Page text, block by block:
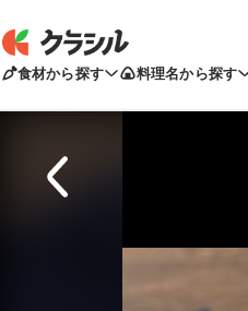
食材から探す 料理名から探す